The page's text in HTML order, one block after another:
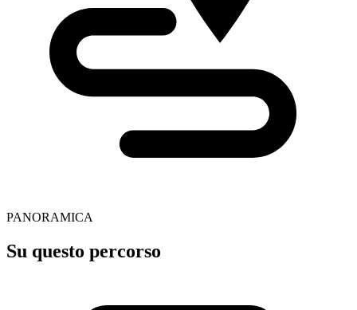
PANORAMICA
Su questo percorso